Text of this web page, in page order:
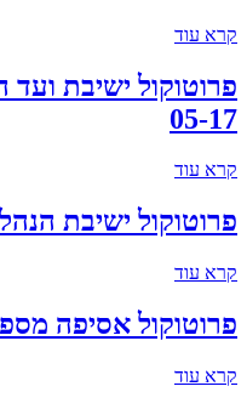
קרא עוד
פרוטוקול ישיבת
05-17
קרא עוד
פרוטוקול ישיבת
קרא עוד
פרוטוקול אסיפה מספר 06-
קרא עוד